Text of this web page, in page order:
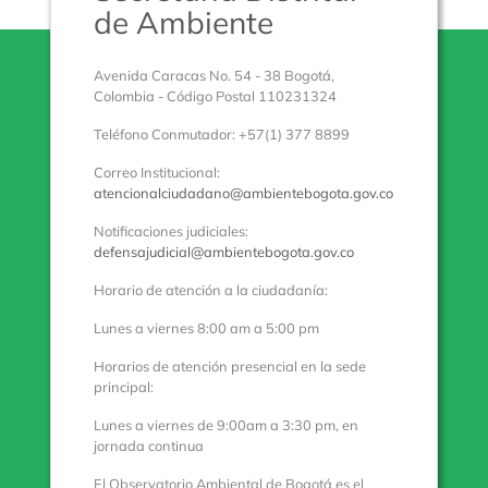
de Ambiente
Avenida Caracas No. 54 - 38 Bogotá,
Colombia - Código Postal 110231324
Teléfono Conmutador: +57(1) 377 8899
Correo Institucional:
atencionalciudadano@ambientebogota.gov.co
Notificaciones judiciales:
defensajudicial@ambientebogota.gov.co
Horario de atención a la ciudadanía:
Lunes a viernes 8:00 am a 5:00 pm
Horarios de atención presencial en la sede
principal:
Lunes a viernes de 9:00am a 3:30 pm, en
jornada continua
El Observatorio Ambiental de Bogotá es el